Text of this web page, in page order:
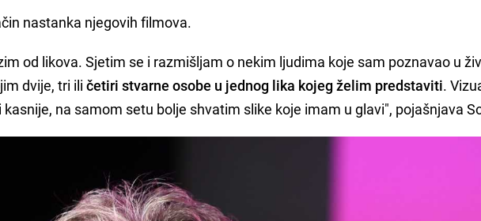
nastanka njegovih filmova.
od likova. Sjetim se i razmišljam o nekim ljudima koje sam poznavao u
dvije, tri iličetiri stvarne osobe u jednog lika kojeg želim predstaviti.
kasnije, na samom setu bolje shvatim slike koje imam u glavi", pojašnjava